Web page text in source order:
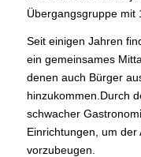
Übergangsgruppe mit
Seit einigen Jahren
ein gemeinsames
denen auch Bürger
hinzukommen.Durch
schwacher
Einrichtungen, um
vorzubeugen.